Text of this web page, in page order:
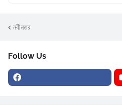
নবীনতর
Follow Us